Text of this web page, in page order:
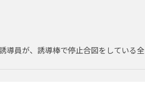
導員が、誘導棒で停止合図をしている全